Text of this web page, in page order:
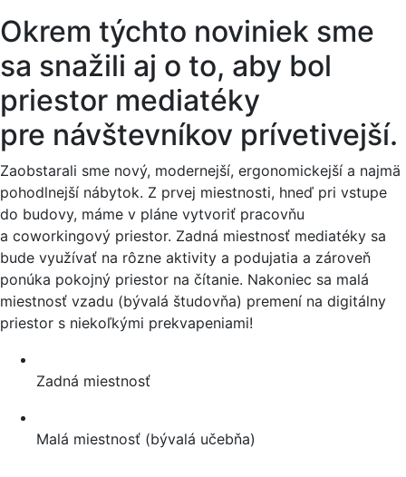
Okrem týchto noviniek sme
sa snažili aj o to, aby bol
priestor mediatéky
pre návštevníkov prívetivejší.
Zaobstarali sme nový, modernejší, ergonomickejší a najmä
pohodlnejší nábytok. Z prvej miestnosti, hneď pri vstupe
do budovy, máme v pláne vytvoriť pracovňu
a coworkingový priestor. Zadná miestnosť mediatéky sa
bude využívať na rôzne aktivity a podujatia a zároveň
ponúka pokojný priestor na čítanie. Nakoniec sa malá
miestnosť vzadu (bývalá študovňa) premení na digitálny
priestor s niekoľkými prekvapeniami!
Zadná miestnosť
Malá miestnosť (bývalá učebňa)